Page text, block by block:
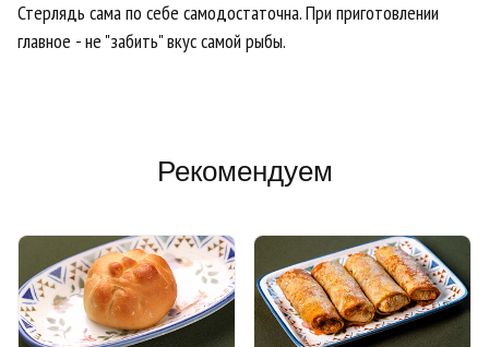
Стерлядь сама по себе самодостаточна. При приготовлении
главное - не "забить" вкус самой рыбы.
Рекомендуем